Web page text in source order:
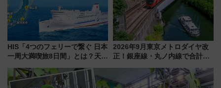
HIS「4つのフェリーで繋ぐ 日本
一周大満喫旅8日間」とは？天橋
の絶景＆限定グルメを網羅！煩
雑な手続きも不要でお手軽に楽
2026年9月東京メトロダイヤ改
正！銀座線・丸ノ内線で合計